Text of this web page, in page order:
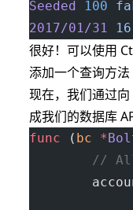
Seeded 100
2017/01/31
很好！可以使用
添加一个查询方法
现在，我们通过向
成我们的数据库
func ( bc *
//